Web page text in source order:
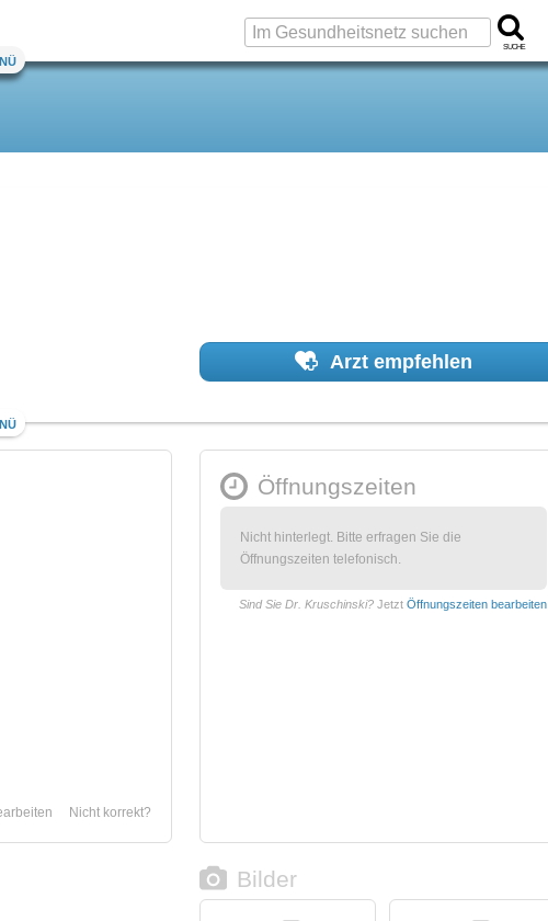
Suche
Arzt empfehlen
Nicht korrekt?
Öffnungszeiten
Nicht hinterlegt. Bitte erfragen Sie die
Öffnungszeiten telefonisch.
Sind Sie Dr. Kruschinski? Jetzt Öffnungszeiten bearbeiten
Bilder